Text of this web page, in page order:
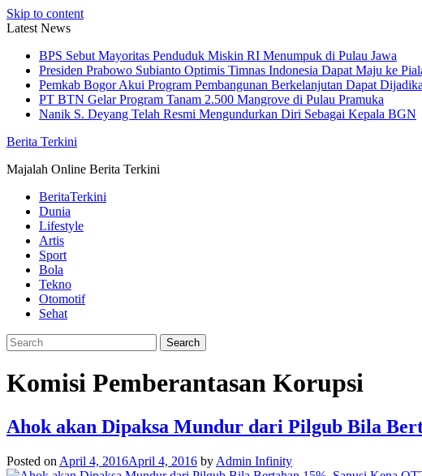
Skip to content
Latest News
BPS Sebut Mayoritas Penduduk Miskin RI Menumpuk di Pulau Jawa
Presiden Prabowo Subianto Optimis Timnas Indonesia Dapat Maju ke
Pemkab Bogor Akui Program Pembangunan Berkelanjutan Dapat
PT BTN Gelar Program Tanam 2.500 Mangrove di Pulau Pramuka
Nanik S. Deyang Telah Resmi Mengundurkan Diri Sebagai Kepala BGN
Berita Terkini
Majalah Online Berita Terkini
BeritaTerkini
Dunia
Lifestyle
Artis
Sport
Bola
Tekno
Otomotif
Sehat
Komisi Pemberantasan Korupsi
Ahok akan Dipaksa Mundur dari Pilgub Bila
Posted on April 4, 2016April 4, 2016 by Admin Infinity